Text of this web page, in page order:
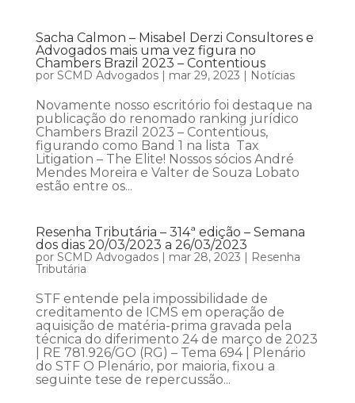
Sacha Calmon – Misabel Derzi Consultores e
Advogados mais uma vez figura no
Chambers Brazil 2023 – Contentious
por SCMD Advogados| mar 29, 2023 | Notícias
Novamente nosso escritório foi destaque na
publicação do renomado ranking jurídico
Chambers Brazil 2023 – Contentious,
figurando como Band 1 na lista Tax
Litigation – The Elite! Nossos sócios André
Mendes Moreira e Valter de Souza Lobato
estão entre os...
Resenha Tributária – 314ª edição – Semana
dos dias 20/03/2023 a 26/03/2023
por SCMD Advogados| mar 28, 2023 | Resenha
Tributária
STF entende pela impossibilidade de
creditamento de ICMS em operação de
aquisição de matéria-prima gravada pela
técnica do diferimento 24 de março de 2023
| RE 781.926/GO (RG) – Tema 694 | Plenário
do STF O Plenário, por maioria, fixou a
seguinte tese de repercussão...